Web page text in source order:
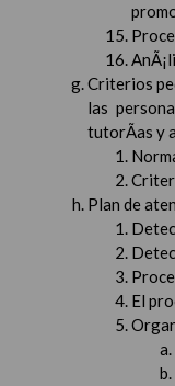
Criterios
las
tutorÃ­as y
Plan de
El